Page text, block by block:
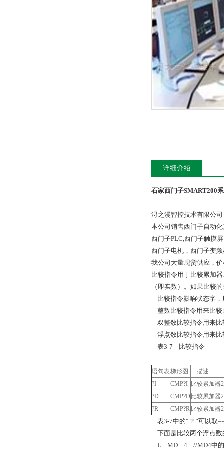
详细介绍
石家西门子SMART200
浔之漫智控技术有限公
本公司销售西门子自动
西门子PLC,西门子触摸
西门子电机，西门子变
我公司大量现货供应，
比较指令用于比较累加器
（即实数）。如果比较
比较指令影响状态字
整数比较指令用来比
双整数比较指令用来
浮点数比较指令用来
表3-7 比较指令
语句表梯形图
描述
?I
CMP?I 比较累加器2
?D
CMP?D 比较累加器2
?R
CMP?R 比较累加器2
表3-7中的“？”可以取
下面是比较两个浮点
L MD 4 //MD4中